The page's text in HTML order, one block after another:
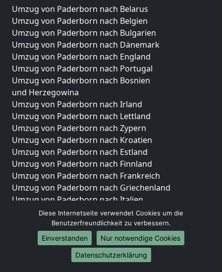
Umzug von Paderborn nach Belarus
Umzug von Paderborn nach Belgien
Umzug von Paderborn nach Bulgarien
Umzug von Paderborn nach Dänemark
Umzug von Paderborn nach England
Umzug von Paderborn nach Portugal
Umzug von Paderborn nach Bosnien
und Herzegowina
Umzug von Paderborn nach Irland
Umzug von Paderborn nach Lettland
Umzug von Paderborn nach Zypern
Umzug von Paderborn nach Kroatien
Umzug von Paderborn nach Estland
Umzug von Paderborn nach Finnland
Umzug von Paderborn nach Frankreich
Umzug von Paderborn nach Griechenland
Umzug von Paderborn nach Italien
Umzug von Paderborn nach Liechtenstein
Umzug von Paderborn nach Luxemburg
Umzug von Paderborn nach Niederlande
Umzug von Paderborn nach Norwegen
Umzüge-Deutschlandweit
Diese Internetseite verwendet Cookies um die
Benutzerfreundlichkeit zu verbessern.
Einverstanden
Nur notwendige Cookies
Datenschutzerklärung